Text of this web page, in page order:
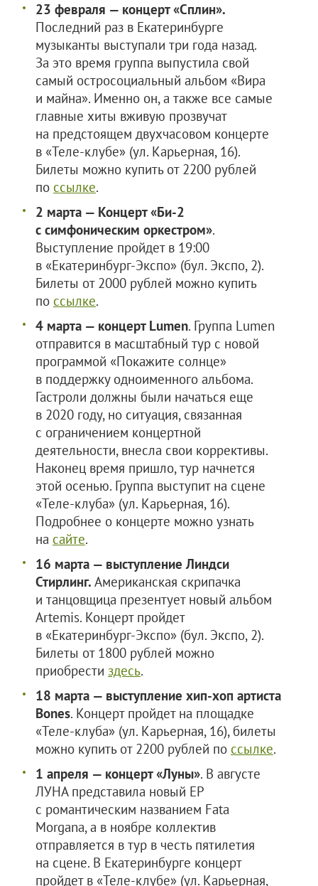
23 февраля — концерт «Сплин».
Последний раз в Екатеринбурге
музыканты выступали три года назад.
За это время группа выпустила свой
самый остросоциальный альбом «Вира
и майна». Именно он, а также все самые
главные хиты вживую прозвучат
на предстоящем двухчасовом концерте
в «Теле-клубе» (ул. Карьерная, 16).
Билеты можно купить от 2200 рублей
по ссылке.
2 марта — Концерт «Би-2
с симфоническим оркестром».
Выступление пройдет в 19:00
в «Екатеринбург-Экспо» (бул. Экспо, 2).
Билеты от 2000 рублей можно купить
по ссылке.
4 марта — концерт Lumen. Группа Lumen
отправится в масштабный тур с новой
программой «Покажите солнце»
в поддержку одноименного альбома.
Гастроли должны были начаться еще
в 2020 году, но ситуация, связанная
с ограничением концертной
деятельности, внесла свои коррективы.
Наконец время пришло, тур начнется
этой осенью. Группа выступит на сцене
«Теле-клуба» (ул. Карьерная, 16).
Подробнее о концерте можно узнать
на сайте.
16 марта — выступление Линдси
Стирлинг. Американская скрипачка
и танцовщица презентует новый альбом
Artemis. Концерт пройдет
в «Екатеринбург-Экспо» (бул. Экспо, 2).
Билеты от 1800 рублей можно
приобрести здесь.
18 марта — выступление хип-хоп артиста
Bones. Концерт пройдет на площадке
«Теле-клуба» (ул. Карьерная, 16), билеты
можно купить от 2200 рублей по ссылке.
1 апреля — концерт «Луны». В августе
ЛУНА представила новый EP
с романтическим названием Fata
Morgana, а в ноябре коллектив
отправляется в тур в честь пятилетия
на сцене. В Екатеринбурге концерт
пройдет в «Теле-клубе» (ул. Карьерная,